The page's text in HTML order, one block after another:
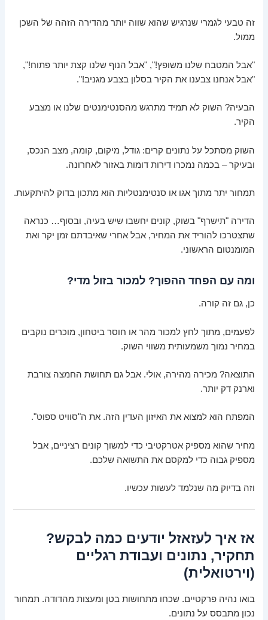
זה טבעי לגמרי שנרגיש שהוא שווה יותר מהדירה הזהה של השכן
ממול.
"אבל המטבח שלנו משופץ!", "אבל הנוף שלנו קצת יותר פתוח!",
"אבל אנחנו צבענו את הקיר בסלון בצבע מגניב!".
הבעיה? השוק לא תמיד מתרגש מהסנטימנטים שלנו או מצבע
הקיר.
השוק מסתכל על נתונים קרים: גודל, מיקום, קומה, מצב הנכס,
ובעיקר – בכמה נמכרו דירות דומות באזור לאחרונה.
תמחור יתר מתוך אגו או סנטימנטליות הוא מתכון בדוק להיתקעות.
הדירה "תישרף" בשוק, קונים יחשבו שיש בעיה, ובסוף… כנראה
שתצטרכו להוריד את המחיר, אבל אחרי שאיבדתם זמן יקר ואת
המומנטום הראשוני.
ומה עם הפחד ההפוך? למכור בזול מדי?
כן, גם זה קורה.
לפעמים, מתוך לחץ למכור מהר או חוסר ביטחון, מוכרים נוקבים
במחיר נמוך משמעותית משווי השוק.
התוצאה? מכירה מהירה, אולי. אבל גם תחושת החמצה צורבת
וארנק דק יותר.
המפתח הוא למצוא את האיזון העדין הזה. את ה"סוויט ספוט".
מחיר שהוא מספיק אטרקטיבי כדי למשוך קונים רציניים, אבל
מספיק גבוה כדי למקסם את התשואה שלכם.
וזה בדיוק מה שנלמד לעשות עכשיו.
אז איך לעזאזל יודעים כמה לבקש?
תחקיר, נתונים ועבודת רגליים
(וירטואלית)
בואו נהיה פרקטיים. שכחו מתחושות בטן ומעצות מהדודה. תמחור
נכון מתבסס על נתונים.